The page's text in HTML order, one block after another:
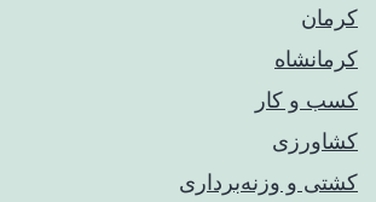
کرمان
کرمانشاه
کسب و کار
کشاورزی
کشتی و وزنه‌برداری